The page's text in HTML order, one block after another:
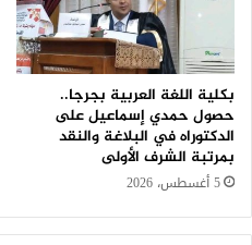
بكلية اللغة العربية بجرجا..
حصول حمدي إسماعيل على
الدكتوراه في البلاغة والنقد
بمرتبة الشرف الأولى
5 أغسطس، 2026